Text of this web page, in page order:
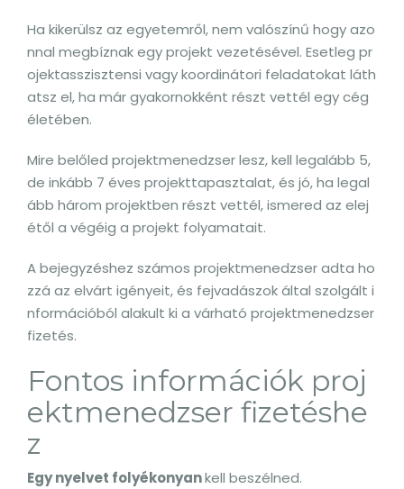
Ha kikerülsz az egyetemről, nem valószínű hogy azo
nnal megbíznak egy projekt vezetésével. Esetleg pr
ojektasszisztensi vagy koordinátori feladatokat láth
atsz el, ha már gyakornokként részt vettél egy cég
életében.
Mire belőled projektmenedzser lesz, kell legalább 5,
de inkább 7 éves projekttapasztalat, és jó, ha legal
ább három projektben részt vettél, ismered az elej
étől a végéig a projekt folyamatait.
A bejegyzéshez számos projektmenedzser adta ho
zzá az elvárt igényeit, és fejvadászok által szolgált i
nformációból alakult ki a várható projektmenedzser
fizetés.
Fontos információk proj
ektmenedzser fizetéshe
z
Egy nyelvet folyékonyankell beszélned.